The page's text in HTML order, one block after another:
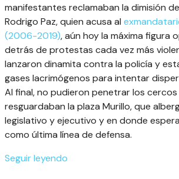
manifestantes reclamaban la dimisión
Rodrigo Paz, quien acusa al
(2006-2019), aún hoy la máxima figura
detrás de protestas cada vez más
lanzaron dinamita contra la policía y
gases lacrimógenos para intentar
Al final, no pudieron penetrar los
resguardaban la plaza Murillo, que
legislativo y ejecutivo y en donde
como última línea de defensa.
Seguir leyendo